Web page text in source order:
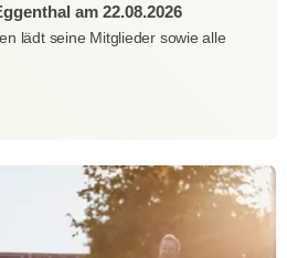
am 22.08.2026
lädt seine Mitglieder sowie alle